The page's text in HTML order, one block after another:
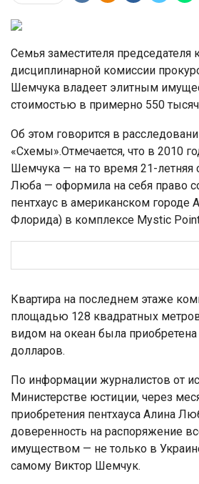
Семья заместителя председателя
дисциплинарной комиссии
Шемчука владеет элитным
стоимостью в примерно 550
Об этом говорится в
«Схемы».Отмечается, что в 2010
Шемчука — на то время 21-летняя
Люба — оформила на себя право
пентхаус в американском городе
Флорида) в комплексе Mystic
Квартира на последнем этаже
площадью 128 квадратных
видом на океан была приобретена
долларов.
По информации журналистов от
Министерстве юстиции, через
приобретения пентхауса Алина
доверенность на распоряжение
имуществом — не только в
самому Виктор Шемчук.